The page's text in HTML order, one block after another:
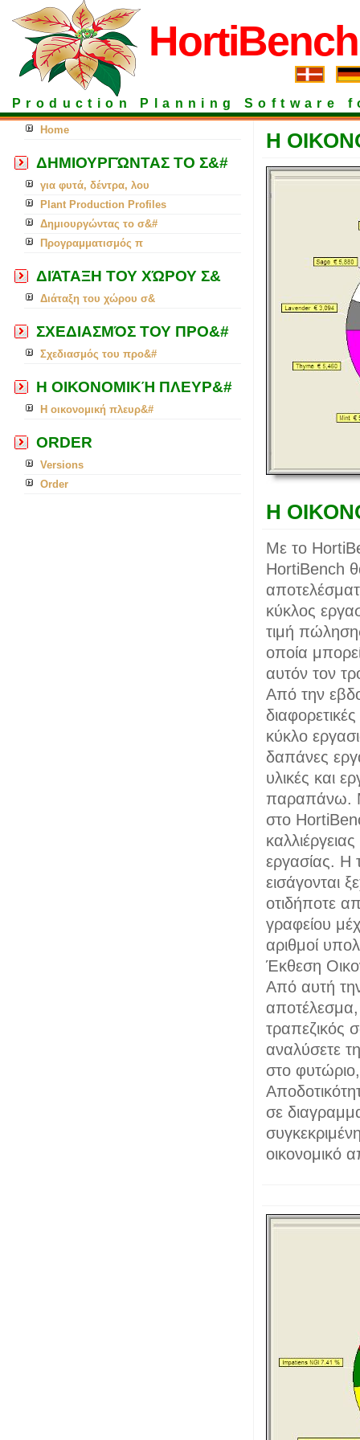
Production Planning Software
Home
ΔΗΜΙΟΥΡΓΏΝΤΑΣ ΤΟ Σ&#
για φυτά, δέντρα, λου
Plant Production Profiles
Δημιουργώντας το σ&#
Προγραμματισμός π
ΔΙΆΤΑΞΗ ΤΟΥ ΧΏΡΟΥ Σ&
Διάταξη του χώρου σ&
ΣΧΕΔΙΑΣΜΌΣ ΤΟΥ ΠΡΟ&#
Σχεδιασμός του προ&#
Η ΟΙΚΟΝΟΜΙΚΉ ΠΛΕΥΡ&#
Η οικονομική πλευρ&#
ORDER
Versions
Order
Η
Η
Με το
HortiBench
κύκλος
τιμή
οποία
αυτόν τον
Από την
κύκλο
δαπάνες
υλικές και
παραπάνω.
στο
εργασίας. Η
εισάγονται
οτιδήποτε
γραφείου
αριθμοί
Έκθεση
Από αυτή
αποτέλεσμα,
τραπεζικός
αναλύσετε
στο
σε
οικονομικό